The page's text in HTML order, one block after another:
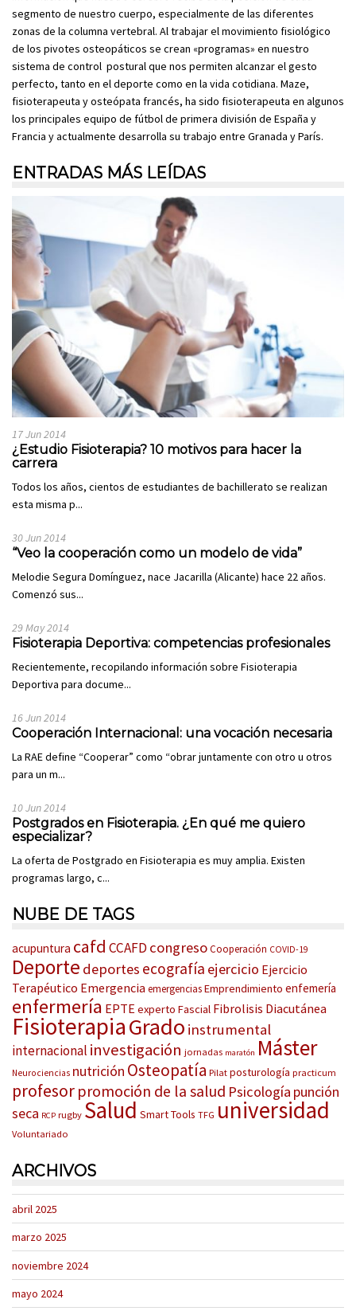
segmento de nuestro cuerpo, especialmente de las diferentes
zonas de la columna vertebral. Al trabajar el movimiento fisiológico
de los pivotes osteopáticos se crean «programas» en nuestro
sistema de control postural que nos permiten alcanzar el gesto
perfecto, tanto en el deporte como en la vida cotidiana. Maze,
fisioterapeuta y osteópata francés, ha sido fisioterapeuta en algunos
los principales equipo de fútbol de primera división de España y
Francia y actualmente desarrolla su trabajo entre Granada y París.
ENTRADAS MÁS LEÍDAS
17 Jun 2014
¿Estudio Fisioterapia? 10 motivos para hacer la
carrera
Todos los años, cientos de estudiantes de bachillerato se realizan
esta misma p...
30 Jun 2014
“Veo la cooperación como un modelo de vida”
Melodie Segura Domínguez, nace Jacarilla (Alicante) hace 22 años.
Comenzó sus...
29 May 2014
Fisioterapia Deportiva: competencias profesionales
Recientemente, recopilando información sobre Fisioterapia
Deportiva para docume...
16 Jun 2014
Cooperación Internacional: una vocación necesaria
La RAE define “Cooperar” como “obrar juntamente con otro u otros
para un m...
10 Jun 2014
Postgrados en Fisioterapia. ¿En qué me quiero
especializar?
La oferta de Postgrado en Fisioterapia es muy amplia. Existen
programas largo, c...
NUBE DE TAGS
acupuntura cafd CCAFDcongresoCooperación COVID-19
Deporte deportes ecografía ejercicio Ejercicio
Terapéutico EmergenciaemergenciasEmprendimiento enfemería
enfermería EPTE experto Fascial Fibrolisis Diacutánea
FisioterapiaGrado instrumental
internacional investigación jornadas maratón Máster
Neurociencias nutrición Osteopatía Pilat posturología practicum
profesor promoción de la salud Psicología punción
seca RCP rugby Salud Smart Tools TFG universidad
Voluntariado
ARCHIVOS
abril 2025
marzo 2025
noviembre 2024
mayo 2024